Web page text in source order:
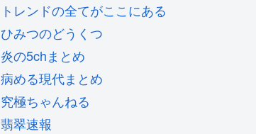
トレンドの全てがここにある
ひみつのどうくつ
炎の5chまとめ
病める現代まとめ
究極ちゃんねる
翡翠速報